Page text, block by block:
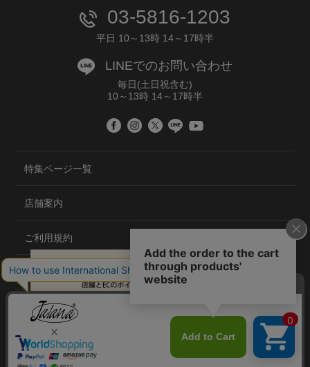
03-5816-1203
平日 10～13時 14～17時半
LINEでのお問い合わせ
毎日(土日祝含む)
10～13時 14～17時半
特集ページ一覧
店舗案内
ご利用規約
プライバシーポリシー
特定商取引法について
会社概要